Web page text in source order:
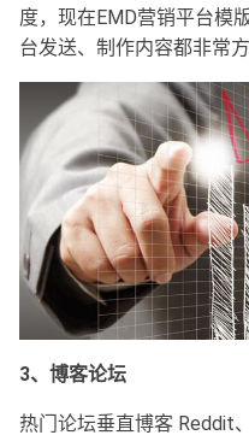
度，现在EMD营销平台模
台发送、制作内容都非常方
3、博客论坛
热门论坛垂直博客 Reddit